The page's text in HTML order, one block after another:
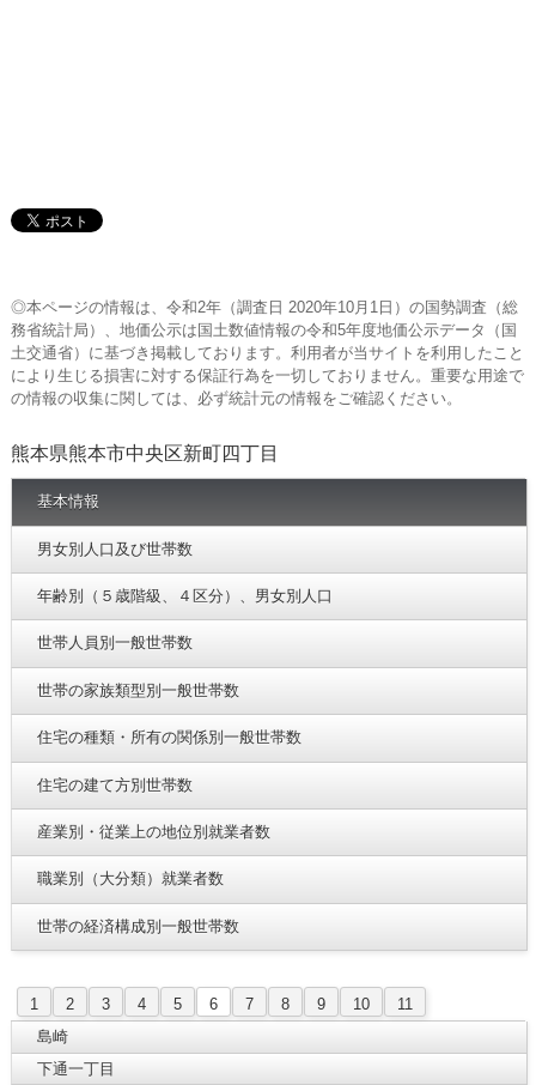
◎本ページの情報は、令和2年（調査日 2020年10月1日）の国勢調査（総
務省統計局）、地価公示は国土数値情報の令和5年度地価公示データ（国
土交通省）に基づき掲載しております。利用者が当サイトを利用したこと
により生じる損害に対する保証行為を一切しておりません。重要な用途で
の情報の収集に関しては、必ず統計元の情報をご確認ください。
熊本県熊本市中央区新町四丁目
基本情報
男女別人口及び世帯数
年齢別（５歳階級、４区分）、男女別人口
世帯人員別一般世帯数
世帯の家族類型別一般世帯数
住宅の種類・所有の関係別一般世帯数
住宅の建て方別世帯数
産業別・従業上の地位別就業者数
職業別（大分類）就業者数
世帯の経済構成別一般世帯数
1 2 3 4 5 6 7 8 9 10
11
島崎
下通一丁目